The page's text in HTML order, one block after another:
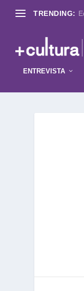
TRENDING:
ENTREVISTA